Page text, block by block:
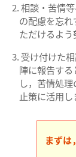
相談・苦情
の配慮を忘
ただけるよう
受け付けた
陣に報告す
し，苦情処
止策に活用し
まずは